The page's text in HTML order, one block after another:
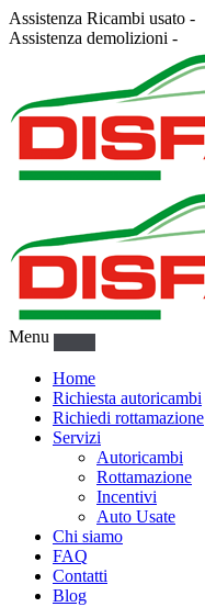
Assistenza Ricambi usato -
Assistenza demolizioni -
Menu
Home
Richiesta autoricambi
Richiedi rottamazione
Servizi
Autoricambi
Rottamazione
Incentivi
Auto Usate
Chi siamo
FAQ
Contatti
Blog